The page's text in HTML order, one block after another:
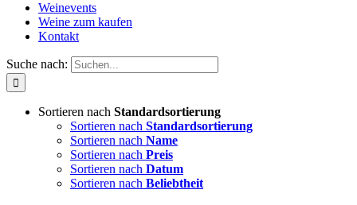
Weinevents
Weine zum kaufen
Kontakt
Suche nach:
Sortieren nach Standardsortierung
Sortieren nach Standardsortierung
Sortieren nach Name
Sortieren nach Preis
Sortieren nach Datum
Sortieren nach Beliebtheit